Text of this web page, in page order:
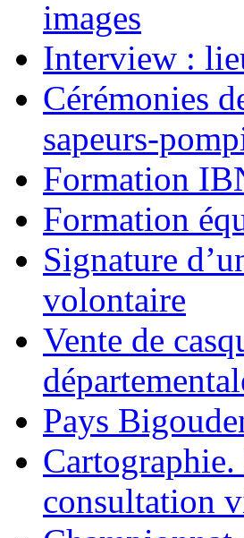
images
Interview :
Cérémonies
sapeurs-
Formation
Formation
Signature
volontaire
Vente de
Pays
consultation